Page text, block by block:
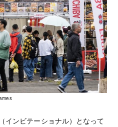
インビテーショナル）となって